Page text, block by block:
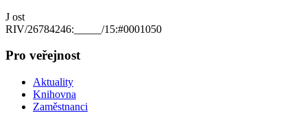
J ost
RIV/26784246:_____/15:#0001050
Pro veřejnost
Aktuality
Knihovna
Zaměstnanci